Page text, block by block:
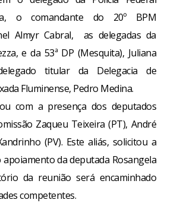
o comandante do 20º BPM
Almyr Cabral, as delegadas da
e da 53ª DP (Mesquita), Juliana
titular da Delegacia de
Fluminense, Pedro Medina.
com a presença dos deputados
Zaqueu Teixeira (PT), André
(PV). Este aliás, solicitou a
apoiamento da deputada Rosangela
da reunião será encaminhado
competentes.